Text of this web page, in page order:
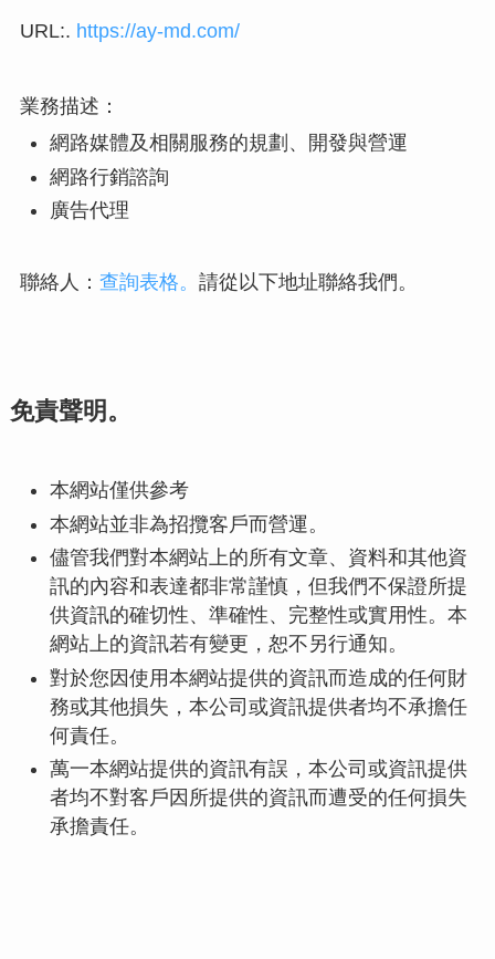
URL:. https://ay-md.com/
業務描述：
網路媒體及相關服務的規劃、開發與營運
網路行銷諮詢
廣告代理
聯絡人： 查詢表格。 請從以下地址聯絡我們。
免責聲明。
本網站僅供參考
本網站並非為招攬客戶而營運。
儘管我們對本網站上的所有文章、資料和其他資
訊的內容和表達都非常謹慎，但我們不保證所提
供資訊的確切性、準確性、完整性或實用性。本
網站上的資訊若有變更，恕不另行通知。
對於您因使用本網站提供的資訊而造成的任何財
務或其他損失，本公司或資訊提供者均不承擔任
何責任。
萬一本網站提供的資訊有誤，本公司或資訊提供
者均不對客戶因所提供的資訊而遭受的任何損失
承擔責任。